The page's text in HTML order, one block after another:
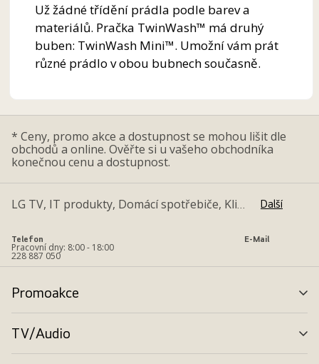
Už žádné třídění prádla podle barev a
materiálů. Pračka TwinWash™ má druhý
buben: TwinWash Mini™. Umožní vám prát
různé prádlo v obou bubnech současně.
* Ceny, promo akce a dostupnost se mohou lišit dle
obchodů a online. Ověřte si u vašeho obchodníka
konečnou cenu a dostupnost.
LG TV, IT produkty, Domácí spotřebiče, Klimatizace a Tepelná Čerpadla
Společnost LG Electronics vyvíjí elektroniku, která je intuitivní, pohotová a energeticky úsporná, takže utrácíte rozumně, jste produktivnější a snižujete dopad své činnosti na svět kolem sebe. Zavázali jsme se k dodávání takových domácích spotřebičů a další spotřební elektroniky, jejichž funkce přesně odpovídá vašemu životnímu či pracovnímu stylu. Chceme vás neustále informovat o nových pokrocích v technologiích. Koneckonců – život je lepší, když jste připraveni.
Další
Telefon E-Mail
Pracovní dny: 8:00 - 18:00
228 887 050
Promoakce
TV/Audio